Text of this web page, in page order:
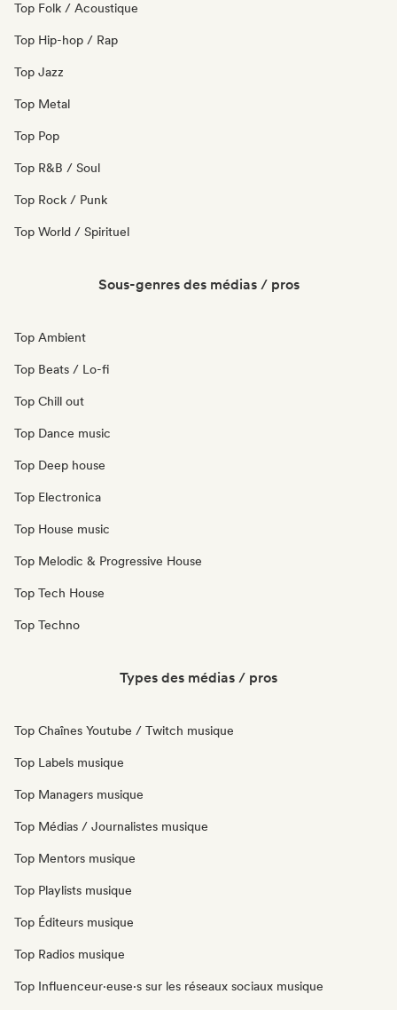
Top Folk / Acoustique
Top Hip-hop / Rap
Top Jazz
Top Metal
Top Pop
Top R&B / Soul
Top Rock / Punk
Top World / Spirituel
Sous-genres des médias / pros
Top Ambient
Top Beats / Lo-fi
Top Chill out
Top Dance music
Top Deep house
Top Electronica
Top House music
Top Melodic & Progressive House
Top Tech House
Top Techno
Types des médias / pros
Top Chaînes Youtube / Twitch musique
Top Labels musique
Top Managers musique
Top Médias / Journalistes musique
Top Mentors musique
Top Playlists musique
Top Éditeurs musique
Top Radios musique
Top Influenceur·euse·s sur les réseaux sociaux musique